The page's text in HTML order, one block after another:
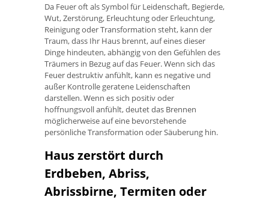
Da Feuer oft als Symbol für Leidenschaft, Begierde,
Wut, Zerstörung, Erleuchtung oder Erleuchtung,
Reinigung oder Transformation steht, kann der
Traum, dass Ihr Haus brennt, auf eines dieser
Dinge hindeuten, abhängig von den Gefühlen des
Träumers in Bezug auf das Feuer. Wenn sich das
Feuer destruktiv anfühlt, kann es negative und
außer Kontrolle geratene Leidenschaften
darstellen. Wenn es sich positiv oder
hoffnungsvoll anfühlt, deutet das Brennen
möglicherweise auf eine bevorstehende
persönliche Transformation oder Säuberung hin.
Haus zerstört durch
Erdbeben, Abriss,
Abrissbirne, Termiten oder